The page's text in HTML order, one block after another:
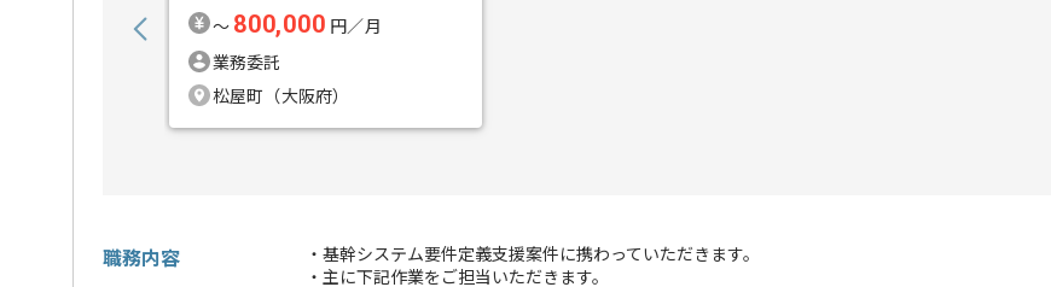
〜 800,000 円／月
業務委託
松屋町（大阪府）
職務内容
・基幹システム要件定義支援案件に携わっていただきます。
・主に下記作業をご担当いただきます。